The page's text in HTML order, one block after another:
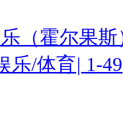
（霍尔果
乐/体育| 1-49